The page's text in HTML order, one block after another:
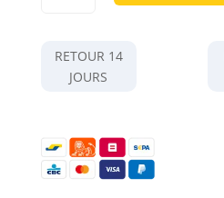
2.4
Gigahertz-
RETOUR 14
JOURS